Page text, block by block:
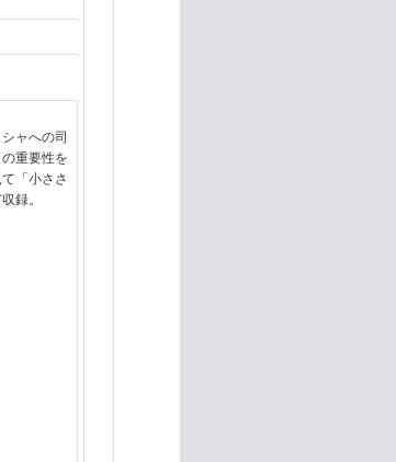
ャへの司
重要性を
「小ささ
録。